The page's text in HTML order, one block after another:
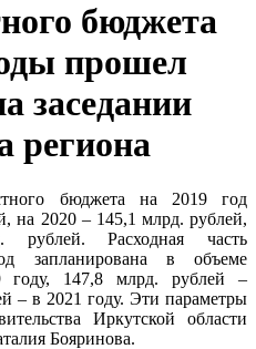
бюджета
прошел
заседании
региона
бюджета на 2019 год
на 2020 – 145,1 млрд. рублей,
Расходная часть
запланирована в объеме
147,8 млрд. рублей –
– в 2021 году. Эти параметры
Иркутской области
Бояринова.